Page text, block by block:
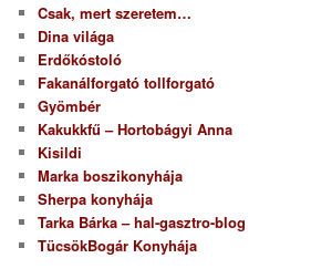
Csak, mert szeretem…
Dina világa
Erdőkóstoló
Fakanálforgató tollforgató
Gyömbér
Kakukkfű – Hortobágyi Anna
Kisildi
Marka boszikonyhája
Sherpa konyhája
Tarka Bárka – hal-gasztro-blog
TücsökBogár Konyhája